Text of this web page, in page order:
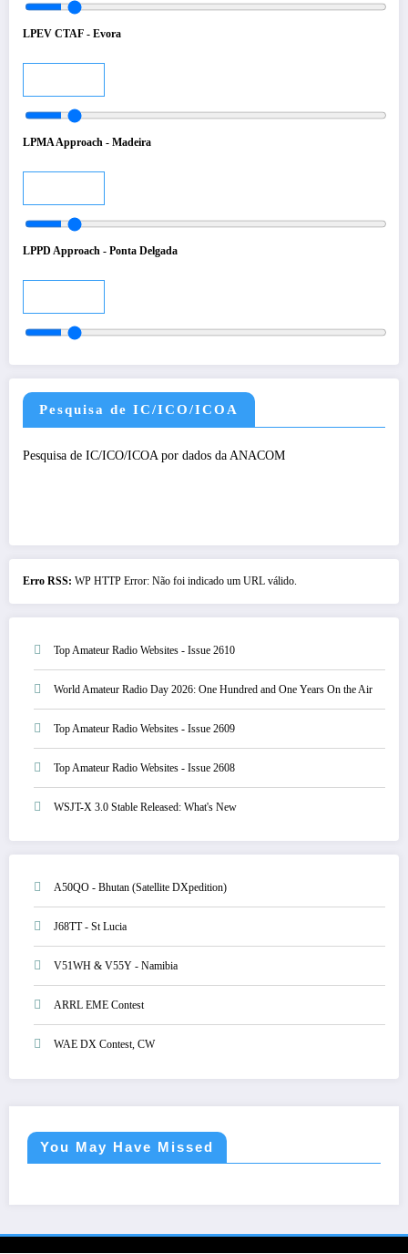
LPEV CTAF - Evora
LPMA Approach - Madeira
LPPD Approach - Ponta Delgada
Pesquisa de IC/ICO/ICOA
Pesquisa de IC/ICO/ICOA por dados da ANACOM
Erro RSS: WP HTTP Error: Não foi indicado um URL válido.
Top Amateur Radio Websites - Issue 2610
World Amateur Radio Day 2026: One Hundred and One Years On the Air
Top Amateur Radio Websites - Issue 2609
Top Amateur Radio Websites - Issue 2608
WSJT-X 3.0 Stable Released: What's New
A50QO - Bhutan (Satellite DXpedition)
J68TT - St Lucia
V51WH & V55Y - Namibia
ARRL EME Contest
WAE DX Contest, CW
You May Have Missed